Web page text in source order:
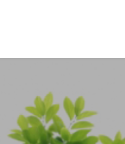
ン
キ
ー
に